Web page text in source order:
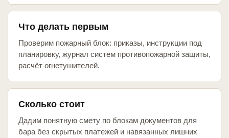
Что делать первым
Проверим пожарный блок: приказы, инструкции под
планировку, журнал систем противопожарной защиты,
расчёт огнетушителей.
Сколько стоит
Дадим понятную смету по блокам документов для
бара без скрытых платежей и навязанных лишних